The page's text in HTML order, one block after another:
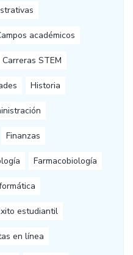
académicos
Carreras STEM
Historia
Finanzas
Farmacobiología
estudiantil
en línea